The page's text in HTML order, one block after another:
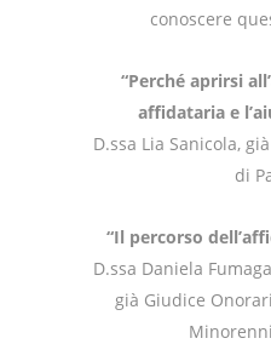
conoscere
“Perché aprirsi
affidataria e
D.ssa Lia Sanicola,
di
“Il percorso
D.ssa Daniela
già Giudice